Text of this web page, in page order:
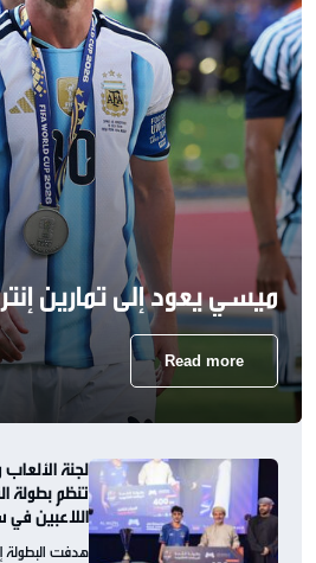
ميسي يعود إلى تمارين
Read more
لجنة الألعاب
تنظم بطولة
اللاعبين
هدفت البطولة